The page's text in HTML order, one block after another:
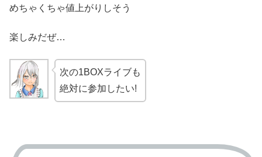
めちゃくちゃ値上がりしそう
楽しみだぜ…
次の1BOXライブも
絶対に参加したい!